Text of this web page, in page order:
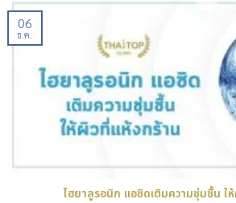
ไฮยาลูรอนิก แอซิดเติมความชุ่มชื้น ใ
06
ธ.ค.